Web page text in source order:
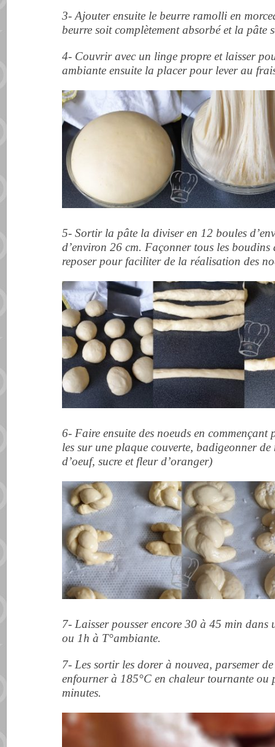
3- Ajouter ensuite le beurre ramolli en
beurre soit complètement absorbé et la pâte
4- Couvrir avec un linge propre et laisser
ambiante ensuite la placer pour lever au
5- Sortir la pâte la diviser en 12 boules
d’environ 26 cm. Façonner tous les
reposer pour faciliter de la réalisation des
6- Faire ensuite des noeuds en
les sur une plaque couverte, badigeonner
d’oeuf, sucre et fleur d’oranger)
7- Laisser pousser encore 30 à 45 min
ou 1h à T°ambiante.
7- Les sortir les dorer à nouvea, parsemer
enfourner à 185°C en chaleur tournante ou
minutes.